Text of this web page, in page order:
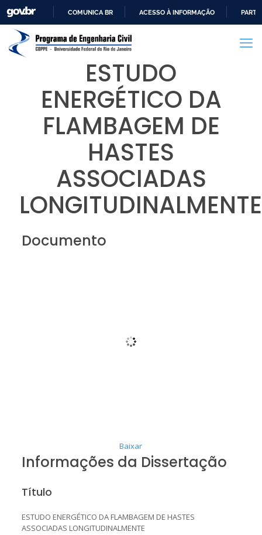
PARA
CONTEÚDO
COMUNICA BR ACESSO À INFORMAÇÃO
ESTUDO
ENERGÉTICO DA
FLAMBAGEM DE
HASTES
ASSOCIADAS
LONGITUDINALMENTE
Documento
Baixar
Informações da Dissertação
Título
ESTUDO ENERGÉTICO DA FLAMBAGEM DE HASTES
ASSOCIADAS LONGITUDINALMENTE